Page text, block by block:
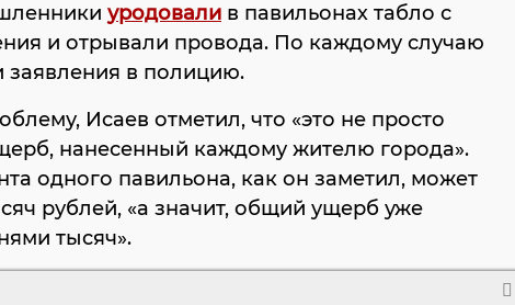
уродовали в павильонах табло с
и отрывали провода. По каждому случаю
заявления в полицию.
Исаев отметил, что «это не просто
нанесенный каждому жителю города».
одного павильона, как он заметил, может
рублей, «а значит, общий ущерб уже
тысяч».